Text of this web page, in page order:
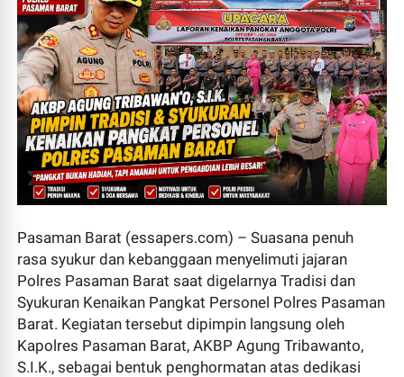
Pasaman Barat (essapers.com) – Suasana penuh
rasa syukur dan kebanggaan menyelimuti jajaran
Polres Pasaman Barat saat digelarnya Tradisi dan
Syukuran Kenaikan Pangkat Personel Polres Pasaman
Barat. Kegiatan tersebut dipimpin langsung oleh
Kapolres Pasaman Barat, AKBP Agung Tribawanto,
S.I.K., sebagai bentuk penghormatan atas dedikasi